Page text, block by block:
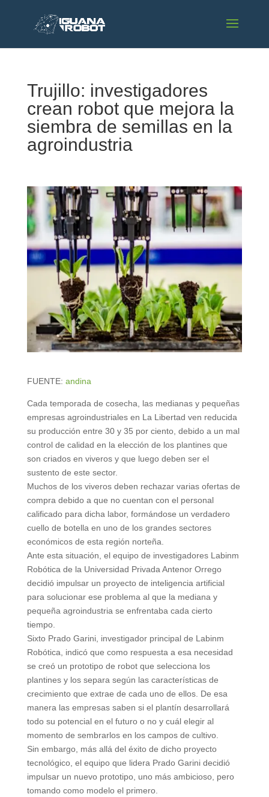
Trujillo: investigadores
crean robot que mejora la
siembra de semillas en la
agroindustria
FUENTE: andina
Cada temporada de cosecha, las medianas y pequeñas
empresas agroindustriales en La Libertad ven reducida
su producción entre 30 y 35 por ciento, debido a un mal
control de calidad en la elección de los plantines que
son criados en viveros y que luego deben ser el
sustento de este sector.
Muchos de los viveros deben rechazar varias ofertas de
compra debido a que no cuentan con el personal
calificado para dicha labor, formándose un verdadero
cuello de botella en uno de los grandes sectores
económicos de esta región norteña.
Ante esta situación, el equipo de investigadores Labinm
Robótica de la Universidad Privada Antenor Orrego
decidió impulsar un proyecto de inteligencia artificial
para solucionar ese problema al que la mediana y
pequeña agroindustria se enfrentaba cada cierto
tiempo.
Sixto Prado Garini, investigador principal de Labinm
Robótica, indicó que como respuesta a esa necesidad
se creó un prototipo de robot que selecciona los
plantines y los separa según las características de
crecimiento que extrae de cada uno de ellos. De esa
manera las empresas saben si el plantín desarrollará
todo su potencial en el futuro o no y cuál elegir al
momento de sembrarlos en los campos de cultivo.
Sin embargo, más allá del éxito de dicho proyecto
tecnológico, el equipo que lidera Prado Garini decidió
impulsar un nuevo prototipo, uno más ambicioso, pero
tomando como modelo el primero.